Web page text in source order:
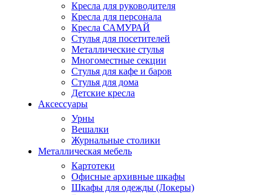
Кресла для руководителя
Кресла для персонала
Кресла САМУРАЙ
Стулья для посетителей
Металлические стулья
Многоместные секции
Стулья для кафе и баров
Стулья для дома
Детские кресла
Аксессуары
Урны
Вешалки
Журнальные столики
Металлическая мебель
Картотеки
Офисные архивные шкафы
Шкафы для одежды (Локеры)